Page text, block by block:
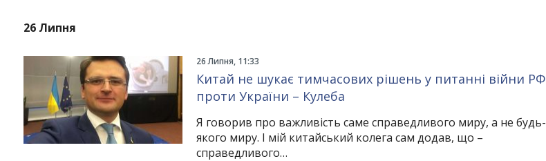
26 Липня
26 Липня, 11:33
Китай не шукає тимчасових рішень у питанні війни РФ
проти України – Кулеба
Я говорив про важливість саме справедливого миру, а не будь-
якого миру. І мій китайський колега сам додав, що –
справедливого…